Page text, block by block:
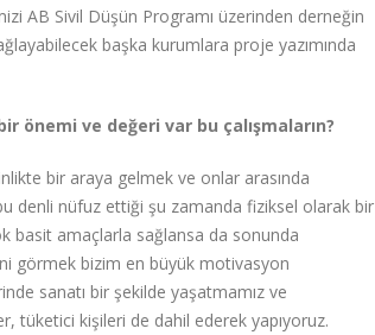
AB Sivil Düşün Programı üzerinden derneğin
başka kurumlara proje yazımında
önemi ve değeri var bu çalışmaların?
bir araya gelmek ve onlar arasında
denli nüfuz ettiği şu zamanda fiziksel olarak bir
basit amaçlarla sağlansa da sonunda
görmek bizim en büyük motivasyon
sanatı bir şekilde yaşatmamız ve
tüketici kişileri de dahil ederek yapıyoruz.